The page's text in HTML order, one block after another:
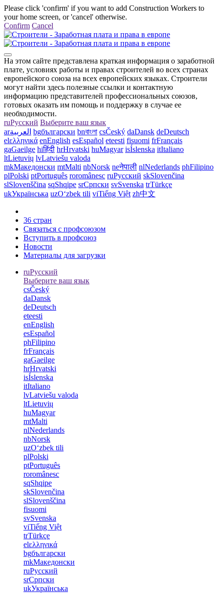
Please click 'confirm' if you want to add Construction Workers to
your home screen, or 'cancel' otherwise.
Confirm Cancel
На этом сайте представлена краткая информация о заработной
плате, условиях работы и правах строителей во всех странах
европейского союза на всех европейских языках. Строители
могут найти здесь полезные ссылки и контактную
информацию представителей профессиональных союзов,
готовых оказать им помощь и поддержку в случае ее
необходимости.
ruРусский Выберите ваш язык
arالعربية bgбългарски bnবাংলা csČeský daDansk deDeutsch
elελληνικά enEnglish esEspañol eteesti fisuomi frFrançais
gaGaeilge hiहिंदी hrHrvatski huMagyar isÍslenska itItaliano
ltLietuvių lvLatviešu valoda
mkМакедонски mtMalti nbNorsk neनेपाली nlNederlands phFilipino
plPolski ptPortuguês roromânesc ruРусский skSlovenčina
slSlovenščina sqShqipe srСрпски svSvenska trTürkçe
ukУкраїнська uzOʻzbek tili viTiếng Việt zh中文
36 стран
Связаться с профсоюзом
Вступить в профсоюз
Новости
Материалы для загрузки
ruРусский
Выберите ваш язык
csČeský
daDansk
deDeutsch
eteesti
enEnglish
esEspañol
phFilipino
frFrançais
gaGaeilge
hrHrvatski
isÍslenska
itItaliano
lvLatviešu valoda
ltLietuvių
huMagyar
mtMalti
nlNederlands
nbNorsk
uzOʻzbek tili
plPolski
ptPortuguês
roromânesc
sqShqipe
skSlovenčina
slSlovenščina
fisuomi
svSvenska
viTiếng Việt
trTürkçe
elελληνικά
bgбългарски
mkМакедонски
ruРусский
srСрпски
ukУкраїнська